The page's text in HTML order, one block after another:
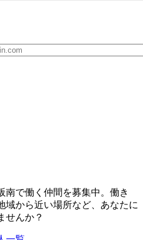
南で働く仲間を募集中。働き
域から近い場所など、あなたに
せんか？